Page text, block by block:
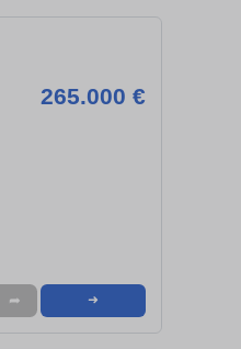
265.000 €
➦ ➜